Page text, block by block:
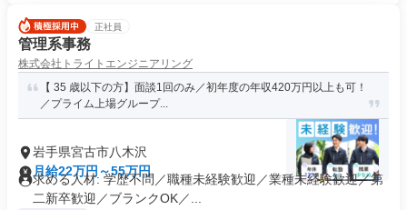
正社員
管理系事務
株式会社トライトエンジニアリング
【 35 歳以下の方】面談1回のみ／初年度の年収420万円以上も可！
／プライム上場グループ...
岩手県宮古市八木沢
月給22万円～55万円
求める人材: 学歴不問／職種未経験歓迎／業種未経験歓迎／第
二新卒歓迎／ブランクOK／...